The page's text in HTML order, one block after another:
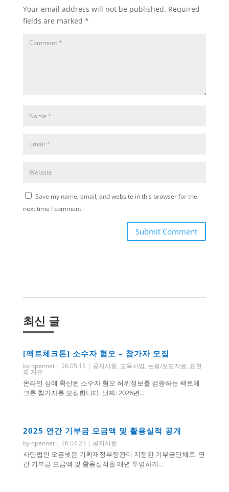
Your email address will not be published. Required
fields are marked *
Save my name, email, and website in this browser for the
next time I comment.
Submit Comment
최신 글
[팩트체크톤] 소수자 혐오 – 참가자 모집
byopennet| 26.05.15 | 공지사항, 교육사업, 논평/보도자료, 표현
의 자유
온라인 상에 확산된 소수자 혐오 허위정보를 검증하는 팩트체
크톤 참가자를 모집합니다. 날짜: 2026년...
2025 연간 기부금 모금액 및 활용실적 공개
byopennet| 26.04.23 | 공지사항
사단법인 오픈넷은 기획재정부장관이 지정한 기부금단체로, 연
간 기부금 모금액 및 활용실적을 매년 투명하게...